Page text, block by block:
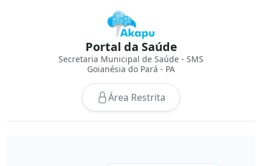
Portal da Saúde
Secretaria Municipal de Saúde - SMS
Goianésia do Pará - PA
Área Restrita